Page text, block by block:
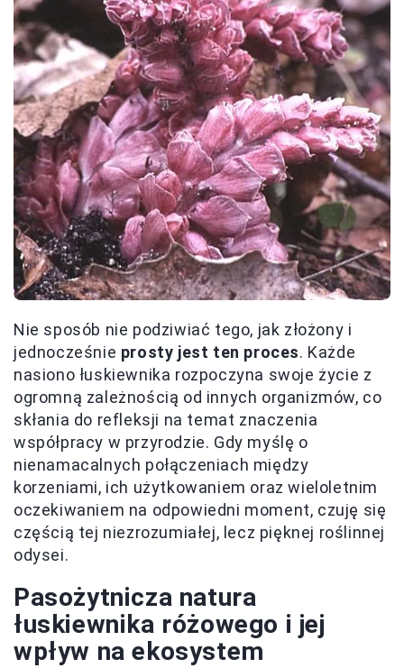
Nie sposób nie podziwiać tego, jak złożony i
jednocześnie prosty jest ten proces. Każde
nasiono łuskiewnika rozpoczyna swoje życie z
ogromną zależnością od innych organizmów, co
skłania do refleksji na temat znaczenia
współpracy w przyrodzie. Gdy myślę o
nienamacalnych połączeniach między
korzeniami, ich użytkowaniem oraz wieloletnim
oczekiwaniem na odpowiedni moment, czuję się
częścią tej niezrozumiałej, lecz pięknej roślinnej
odysei.
Pasożytnicza natura
łuskiewnika różowego i jej
wpływ na ekosystem